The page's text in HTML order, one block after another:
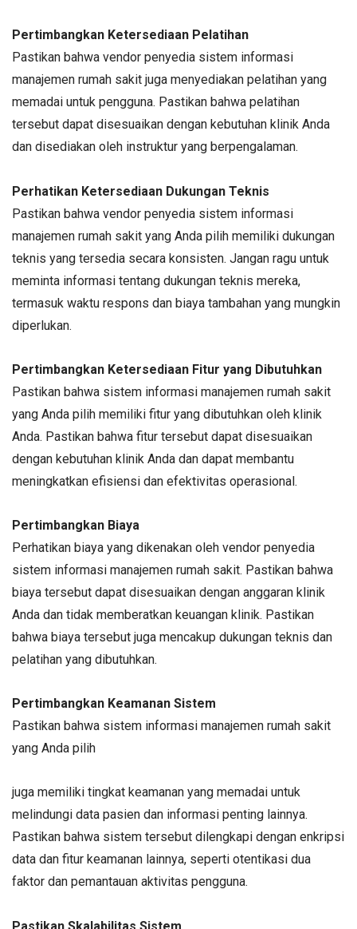
Pertimbangkan Ketersediaan Pelatihan
Pastikan bahwa vendor penyedia sistem informasi
manajemen rumah sakit juga menyediakan pelatihan yang
memadai untuk pengguna. Pastikan bahwa pelatihan
tersebut dapat disesuaikan dengan kebutuhan klinik Anda
dan disediakan oleh instruktur yang berpengalaman.
Perhatikan Ketersediaan Dukungan Teknis
Pastikan bahwa vendor penyedia sistem informasi
manajemen rumah sakit yang Anda pilih memiliki dukungan
teknis yang tersedia secara konsisten. Jangan ragu untuk
meminta informasi tentang dukungan teknis mereka,
termasuk waktu respons dan biaya tambahan yang mungkin
diperlukan.
Pertimbangkan Ketersediaan Fitur yang Dibutuhkan
Pastikan bahwa sistem informasi manajemen rumah sakit
yang Anda pilih memiliki fitur yang dibutuhkan oleh klinik
Anda. Pastikan bahwa fitur tersebut dapat disesuaikan
dengan kebutuhan klinik Anda dan dapat membantu
meningkatkan efisiensi dan efektivitas operasional.
Pertimbangkan Biaya
Perhatikan biaya yang dikenakan oleh vendor penyedia
sistem informasi manajemen rumah sakit. Pastikan bahwa
biaya tersebut dapat disesuaikan dengan anggaran klinik
Anda dan tidak memberatkan keuangan klinik. Pastikan
bahwa biaya tersebut juga mencakup dukungan teknis dan
pelatihan yang dibutuhkan.
Pertimbangkan Keamanan Sistem
Pastikan bahwa sistem informasi manajemen rumah sakit
yang Anda pilih
juga memiliki tingkat keamanan yang memadai untuk
melindungi data pasien dan informasi penting lainnya.
Pastikan bahwa sistem tersebut dilengkapi dengan enkripsi
data dan fitur keamanan lainnya, seperti otentikasi dua
faktor dan pemantauan aktivitas pengguna.
Pastikan Skalabilitas Sistem